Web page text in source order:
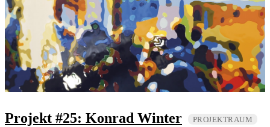
Projekt #25: Konrad Winter PROJEKTRAUM